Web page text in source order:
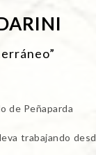
de Peñaparda
trabajando